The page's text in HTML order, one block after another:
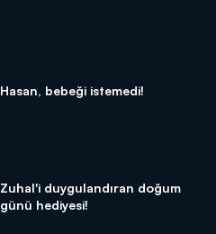
Hasan, bebeği istemedi!
Zuhal'i duygulandıran doğum
günü hediyesi!